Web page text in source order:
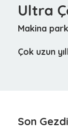
Ultra
Makina
Çok uzun
Son